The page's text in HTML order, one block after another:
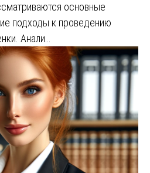
основные
подходы к проведению
Анали…